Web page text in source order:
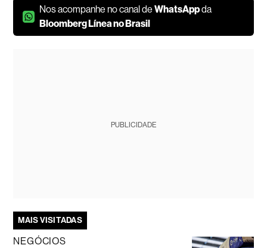
Nos acompanhe no canal deWhatsAppda
Bloomberg Línea no Brasil
PUBLICIDADE
MAIS VISITADAS
NEGÓCIOS